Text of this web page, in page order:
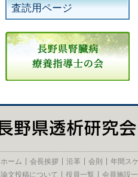
査読用ページ
ホーム 会長挨拶 沿革 会則 年間ス
論文投稿について
役員一覧 会員施設